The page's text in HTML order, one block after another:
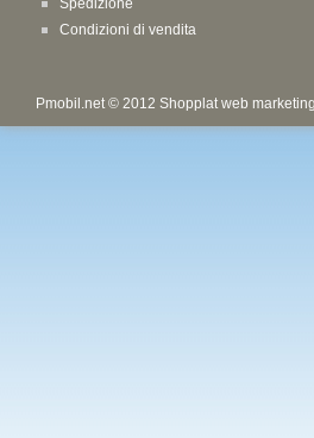
Spedizione
Condizioni di vendita
Pmobil.net © 2012 Shopplat web